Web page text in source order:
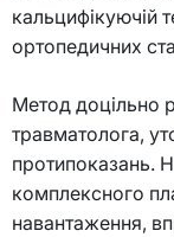
кальцифікуючій
ортопедичних
Метод доцільно
травматолога,
протипоказань.
комплексного
навантаження,